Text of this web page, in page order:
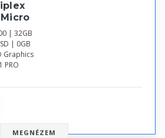
| 32GB
| 0GB
Graphics
PRO
MEGNÉZEM